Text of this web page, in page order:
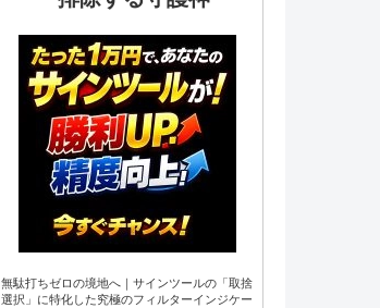
無駄打ちゼロの境地へ｜サインツールの「取捨
選択」に特化した究極のフィルターインジケー